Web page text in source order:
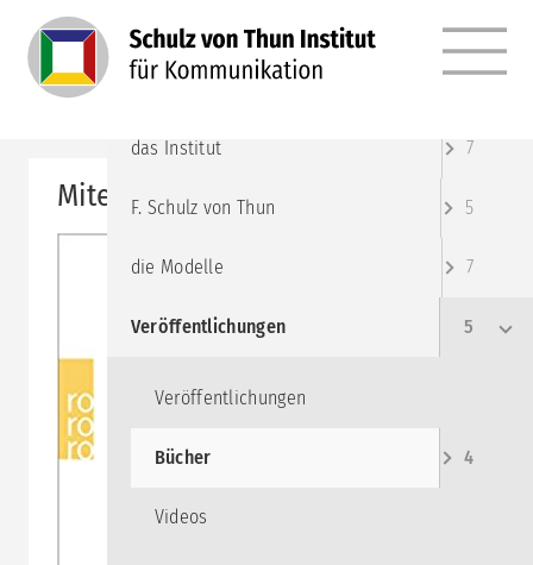
Miteinander reden 4:
MENÜ
das Institut 7
F. Schulz von Thun 5
die Modelle 7
Veröffentlichungen 5
Veröffentlichungen
Bücher 4
Videos